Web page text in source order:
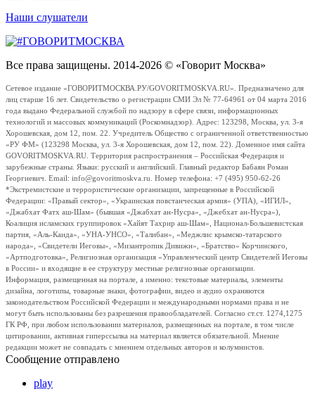
Наши слушатели
Все права защищены. 2014-2026 © «Говорит Москва»
Сетевое издание «ГОВОРИТМОСКВА.РУ/GOVORITMOSKVA.RU». Предназначено для
лиц старше 16 лет. Свидетельство о регистрации СМИ Эл № 77-64961 от 04 марта 2016
года выдано Федеральной службой по надзору в сфере связи, информационных
технологий и массовых коммуникаций (Роскомнадзор). Адрес: 123298, Москва, ул. 3-я
Хорошевская, дом 12, пом. 22. Учредитель Общество с ограниченной ответственностью
«РУ ФМ» (123298 Москва, ул. 3-я Хорошевская, дом 12, пом. 22). Доменное имя сайта
GOVORITMOSKVA.RU. Территория распространения – Российская Федерация и
зарубежные страны. Языки: русский и английский. Главный редактор Бабаян Роман
Георгиевич. Email: info@govoritmoskva.ru. Номер телефона: +7 (495) 950-62-26
*Экстремистские и террористические организации, запрещенные в Российской
Федерации: «Правый сектор», «Украинская повстанческая армия» (УПА), «ИГИЛ»,
«Джабхат Фатх аш-Шам» (бывшая «Джабхат ан-Нусра», «Джебхат ан-Нусра»),
Коалиция исламских группировок «Хайят Тахрир аш-Шам», Национал-Большевистская
партия, «Аль-Каида», «УНА-УНСО», «Талибан», «Меджлис крымско-татарского
народа», «Свидетели Иеговы», «Мизантропик Дивижн», «Братство» Корчинского,
«Артподготовка», Религиозная организация «Управленческий центр Свидетелей Иеговы
в России» и входящие в ее структуру местные религиозные организации.
Информация, размещенная на портале, а именно: текстовые материалы, элементы
дизайна, логотипы, товарные знаки, фотографии, видео и аудио охраняются
законодательством Российской Федерации и международными нормами права и не
могут быть использованы без разрешения правообладателей. Согласно ст.ст. 1274,1275
ГК РФ, при любом использовании материалов, размещенных на портале, в том числе
цитировании, активная гиперссылка на материал является обязательной. Мнение
редакции может не совпадать с мнением отдельных авторов и колумнистов.
Сообщение отправлено
play